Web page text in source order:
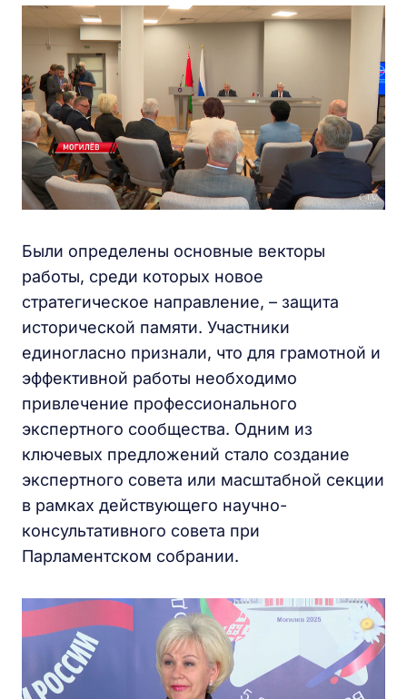
Были определены основные векторы
работы, среди которых новое
стратегическое направление, – защита
исторической памяти. Участники
единогласно признали, что для грамотной и
эффективной работы необходимо
привлечение профессионального
экспертного сообщества. Одним из
ключевых предложений стало создание
экспертного совета или масштабной секции
в рамках действующего научно-
консультативного совета при
Парламентском собрании.